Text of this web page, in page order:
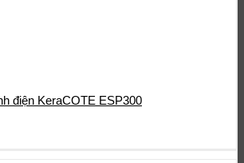
điện KeraCOTE ESP300